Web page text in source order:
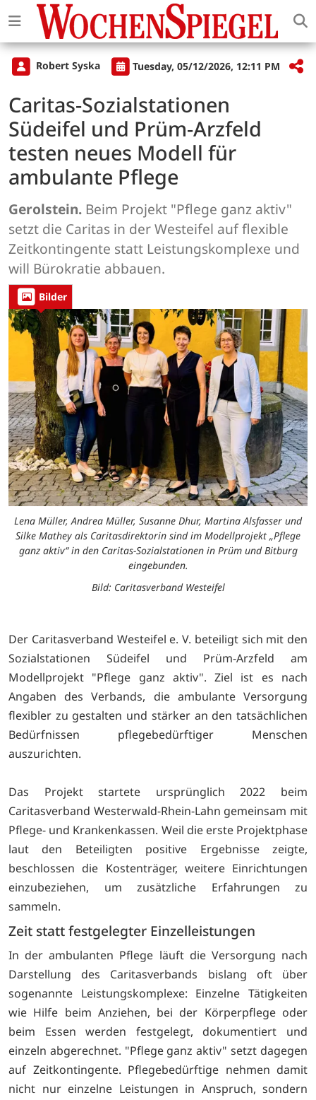
Robert Syska Tuesday, 05/12/2026, 12:11 PM
Caritas-Sozialstationen
Südeifel und Prüm-Arzfeld
testen neues Modell für
ambulante Pflege
Gerolstein. Beim Projekt "Pflege ganz aktiv"
setzt die Caritas in der Westeifel auf flexible
Zeitkontingente statt Leistungskomplexe und
will Bürokratie abbauen.
Bilder
Lena Müller, Andrea Müller, Susanne Dhur, Martina Alsfasser und
Silke Mathey als Caritasdirektorin sind im Modellprojekt „Pflege
ganz aktiv“ in den Caritas-Sozialstationen in Prüm und Bitburg
eingebunden.
Bild: Caritasverband Westeifel
Der Caritasverband Westeifel e. V. beteiligt sich mit den
Sozialstationen Südeifel und Prüm-Arzfeld am
Modellprojekt "Pflege ganz aktiv". Ziel ist es nach
Angaben des Verbands, die ambulante Versorgung
flexibler zu gestalten und stärker an den tatsächlichen
Bedürfnissen pflegebedürftiger Menschen
auszurichten.
Das Projekt startete ursprünglich 2022 beim
Caritasverband Westerwald-Rhein-Lahn gemeinsam mit
Pflege- und Krankenkassen. Weil die erste Projektphase
laut den Beteiligten positive Ergebnisse zeigte,
beschlossen die Kostenträger, weitere Einrichtungen
einzubeziehen, um zusätzliche Erfahrungen zu
sammeln.
Zeit statt festgelegter Einzelleistungen
In der ambulanten Pflege läuft die Versorgung nach
Darstellung des Caritasverbands bislang oft über
sogenannte Leistungskomplexe: Einzelne Tätigkeiten
wie Hilfe beim Anziehen, bei der Körperpflege oder
beim Essen werden festgelegt, dokumentiert und
einzeln abgerechnet. "Pflege ganz aktiv" setzt dagegen
auf Zeitkontingente. Pflegebedürftige nehmen damit
nicht nur einzelne Leistungen in Anspruch, sondern